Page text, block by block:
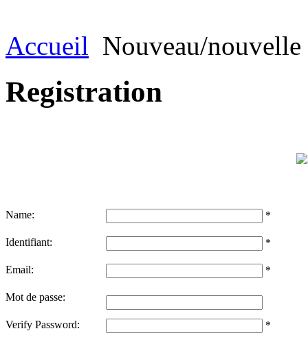
Accueil Nouveau/nouvelle
Registration
Name: *
Identifiant: *
Email: *
Mot de passe:
Verify Password: *